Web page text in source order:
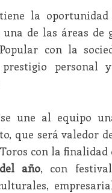
la
de las áreas de
con la
prestigio personal
une al equipo
que será valedor
con la
año, con